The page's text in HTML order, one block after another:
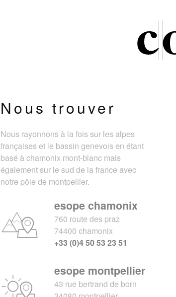
Nous trouver
Nous rayonnons à la fois sur les alpes
françaises et le bassin genevois en étant
basé à chamonix mont-blanc mais
également sur le sud de la france avec
notre pôle de montpellier.
esope chamonix
760 route des praz
74400 chamonix
+33 (0)4 50 53 23 51
esope montpellier
43 rue bertrand de born